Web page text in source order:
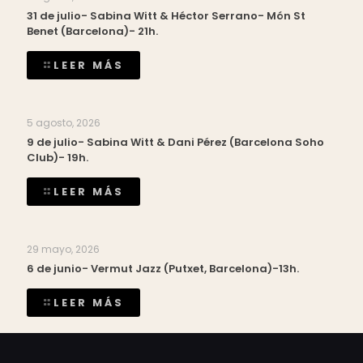
31 de julio- Sabina Witt & Héctor Serrano- Món St
Benet (Barcelona)- 21h.
LEER MÁS
5 agosto, 2026
9 de julio- Sabina Witt & Dani Pérez (Barcelona Soho
Club)- 19h.
LEER MÁS
29 mayo, 2026
6 de junio- Vermut Jazz (Putxet, Barcelona)-13h.
LEER MÁS